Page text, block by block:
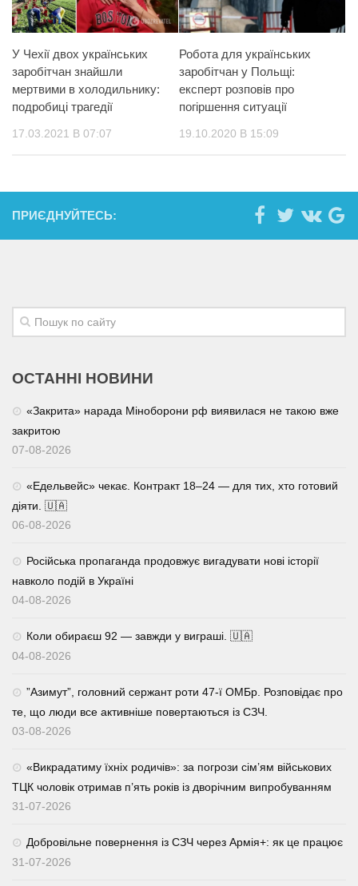
У Чехії двох українських
заробітчан знайшли
мертвими в холодильнику:
подробиці трагедії
17.03.2021 В 07:07
Робота для українських
заробітчан у Польщі:
експерт розповів про
погіршення ситуації
19.10.2020 В 15:09
ПРИЄДНУЙТЕСЬ:
ОСТАННІ НОВИНИ
«Закрита» нарада Міноборони рф виявилася не такою вже
закритою
07-08-2026
«Едельвейс» чекає. Контракт 18–24 — для тих, хто готовий
діяти. 🇺🇦
06-08-2026
Російська пропаганда продовжує вигадувати нові історії
навколо подій в Україні
04-08-2026
Коли обираєш 92 — завжди у виграші. 🇺🇦
04-08-2026
⁨”Азимут”, головний сержант роти 47-ї ОМБр. Розповідає про
те, що люди все активніше повертаються із СЗЧ.
03-08-2026
«Викрадатиму їхніх родичів»: за погрози сім’ям військових
ТЦК чоловік отримав п’ять років із дворічним випробуванням
31-07-2026
Добровільне повернення із СЗЧ через Армія+: як це працює
31-07-2026